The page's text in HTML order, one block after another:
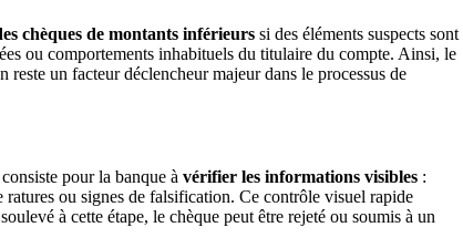
chèques de montants inférieurs si des éléments suspects sont
ou comportements inhabituels du titulaire du compte. Ainsi, le
reste un facteur déclencheur majeur dans le processus de
pour la banque à vérifier les informations visibles :
ou signes de falsification. Ce contrôle visuel rapide
à cette étape, le chèque peut être rejeté ou soumis à un